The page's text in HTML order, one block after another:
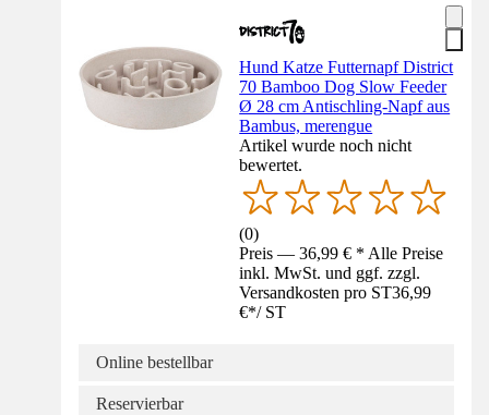
Hund Katze Futternapf District
70 Bamboo Dog Slow Feeder
Ø 28 cm Antischling-Napf aus
Bambus, merengue
Artikel wurde noch nicht
bewertet.
(0)
Preis — 36,99 € * Alle Preise
inkl. MwSt. und ggf. zzgl.
Versandkosten pro ST36,99
€*/ ST
Online bestellbar
Reservierbar